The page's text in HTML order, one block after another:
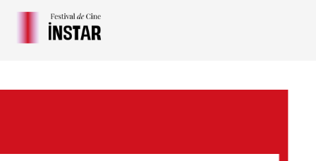
contenido